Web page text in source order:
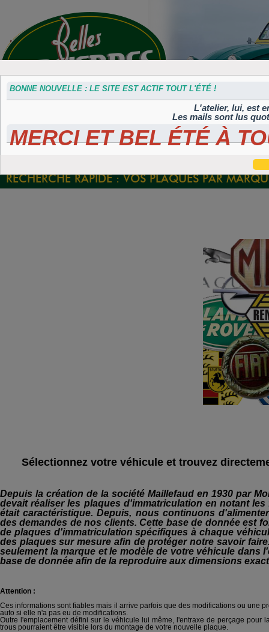
Accessoires
divers
Plaques 3D
Maillefaud et
Plaques
immatriculation
Plaques
autocollantes et
Plaques
peintes
BONNE NOUVELLE : LE SITE EST ACTIF TOUT L'ÉTÉ !
L'atelier, lui, est
Les mails sont lus
MERCI ET BEL ÉTÉ À
RECHERCHE RAPIDE : VOS PLAQUES PAR
Sélectionnez votre véhicule et trouvez
Depuis la création de la société Maillefaud en 1930 par
devait réaliser les plaques d'immatriculation en notant
était caractéristique. Depuis, nous continuons
des demandes de nos clients. Cette base de donnée est
de plaques d'immatriculation spécifiques à chaque
des plaques sur mesure afin de protéger notre savoir
seulement la marque et le modèle de votre véhicule
base de donnée afin de la reproduire aux dimensions
Attention :
Ces informations sont fiables mais il arrive parfois que des modifications ou une
auto si elle n'a pas eu de modifications.
Outre l'emplacement défini sur le véhicule lui même, l'entraxe de perçage
trous pourraient être visible lors du montage de votre nouvelle plaque.